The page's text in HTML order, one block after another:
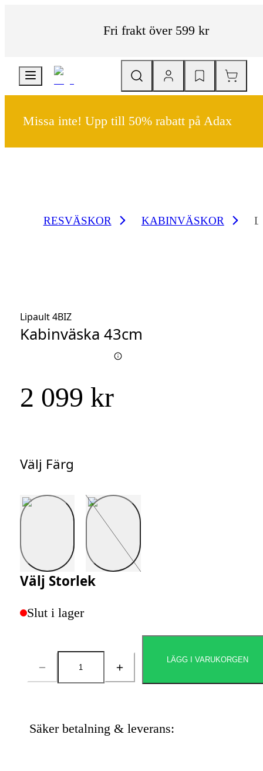
Fri frakt över 599 kr
Missa inte! Upp till 50% rabatt på Adax
RESVÄSKOR KABINVÄSKOR
Lipault 4BIZ
Kabinväska 43cm
2 099 kr
Välj Färg
Välj Färg
Välj Storlek
Slut i lager
Antal
LÄGG I VARUKORGEN
Säker betalning & leverans: